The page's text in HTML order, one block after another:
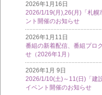
2026年1月16日
2026/1/19(月),26(月)「札幌
ント開催のお知らせ
2026年1月11日
番組の新着配信、番組プロ
せ（2026年1月）
2026年1月 9日
2026/1/10(土)～11(日)「建
イベント開催のお知らせ